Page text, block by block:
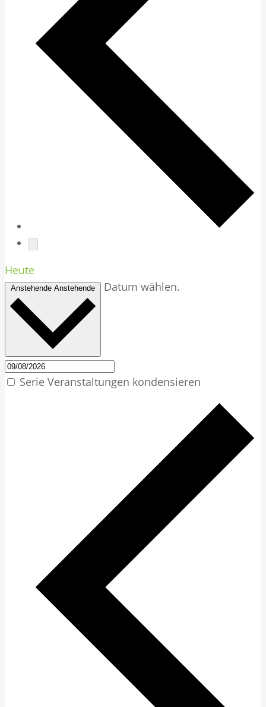
Heute
Anstehende Anstehende Datum wählen.
Serie Veranstaltungen kondensieren